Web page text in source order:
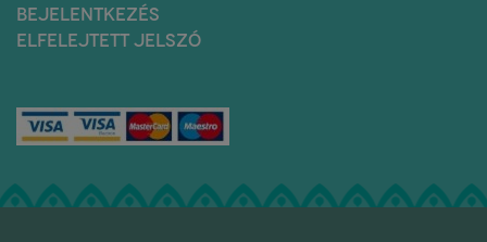
BEJELENTKEZÉS
ELFELEJTETT JELSZÓ